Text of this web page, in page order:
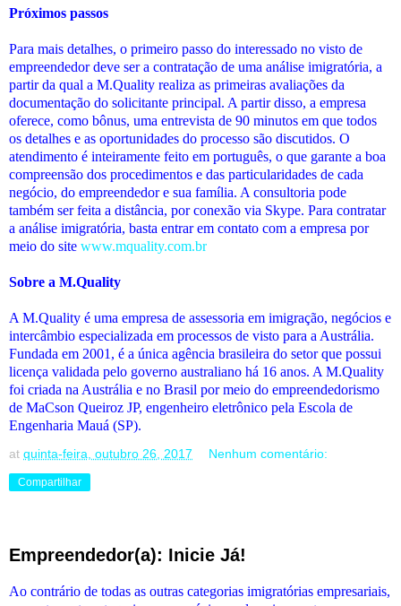
Próximos passos
Para mais detalhes, o primeiro passo do interessado no visto de
empreendedor deve ser a contratação de uma análise imigratória, a
partir da qual a M.Quality realiza as primeiras avaliações da
documentação do solicitante principal. A partir disso, a empresa
oferece, como bônus, uma entrevista de 90 minutos em que todos
os detalhes e as oportunidades do processo são discutidos. O
atendimento é inteiramente feito em português, o que garante a boa
compreensão dos procedimentos e das particularidades de cada
negócio, do empreendedor e sua família. A consultoria pode
também ser feita a distância, por conexão via Skype. Para contratar
a análise imigratória, basta entrar em contato com a empresa por
meio do site www.mquality.com.br
Sobre a M.Quality
A M.Quality é uma empresa de assessoria em imigração, negócios e
intercâmbio especializada em processos de visto para a Austrália.
Fundada em 2001, é a única agência brasileira do setor que possui
licença validada pelo governo australiano há 16 anos. A M.Quality
foi criada na Austrália e no Brasil por meio do empreendedorismo
de MaCson Queiroz JP, engenheiro eletrônico pela Escola de
Engenharia Mauá (SP).
at quinta-feira, outubro 26, 2017 Nenhum comentário:
Compartilhar
Empreendedor(a): Inicie Já!
Ao contrário de todas as outras categorias imigratórias empresariais,